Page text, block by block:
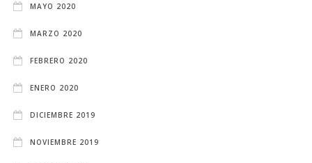
MAYO 2020
MARZO 2020
FEBRERO 2020
ENERO 2020
DICIEMBRE 2019
NOVIEMBRE 2019